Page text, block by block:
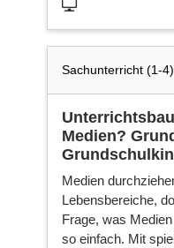
Sachunterricht (1-4)
Medien?
Medien
Lebensbereiche,
Frage, was
so einfach. Mit